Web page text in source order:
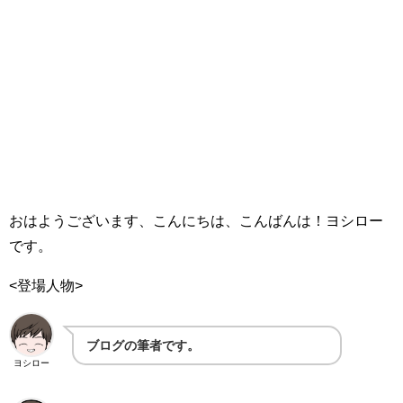
おはようございます、こんにちは、こんばんは！ヨシロー
です。
<登場人物>
ヨシロー
ブログの筆者です。